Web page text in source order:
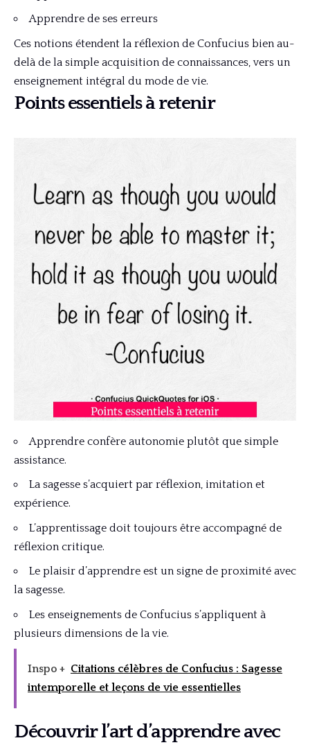
Apprendre de ses erreurs
Ces notions étendent la réflexion de Confucius bien au-
delà de la simple acquisition de connaissances, vers un
enseignement intégral du mode de vie.
Points essentiels à retenir
Apprendre confère autonomie plutôt que simple
assistance.
La sagesse s’acquiert par réflexion, imitation et
expérience.
L’apprentissage doit toujours être accompagné de
réflexion critique.
Le plaisir d’apprendre est un signe de proximité avec
la sagesse.
Les enseignements de Confucius s’appliquent à
plusieurs dimensions de la vie.
Inspo + Citations célèbres de Confucius : Sagesse
intemporelle et leçons de vie essentielles
Découvrir l’art d’apprendre avec